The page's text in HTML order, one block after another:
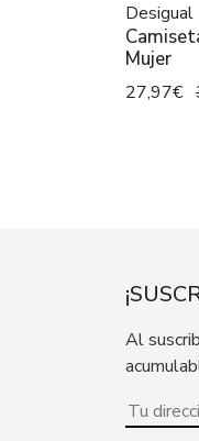
Desigual
Mujer
27,97€
Al